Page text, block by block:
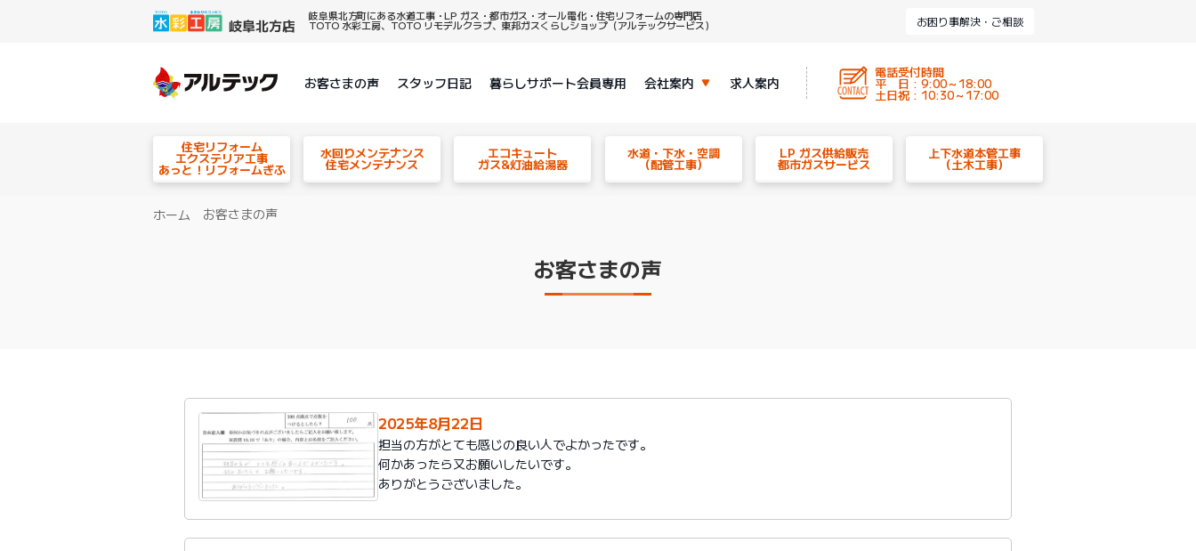
岐阜県北方町にある水道工事・LP ガス・都市ガス・オール電化・住宅リフォームの専門店
TOTO 水彩工房、TOTO リモデルクラブ、東邦ガスくらしショップ（アルテックサービス） お困り事解決・ご相談
お客さまの声 スタッフ日記 暮らしサポート会員専用 会社案内 求人案内
電話受付時間
平 日 : 9:00～18:00
土日祝 : 10:30～17:00
住宅リフォーム
エクステリア工事
あっと！リフォームぎふ
水回りメンテナンス
住宅メンテナンス
エコキュート
ガス&灯油給湯器
水道・下水・空調
（配管工事）
LP ガス供給販売
都市ガスサービス
上下水道本管工事
（土木工事）
ホーム お客さまの声
お客さまの声
2025年8月22日
担当の方がとても感じの良い人でよかったです。
何かあったら又お願いしたいです。
ありがとうございました。